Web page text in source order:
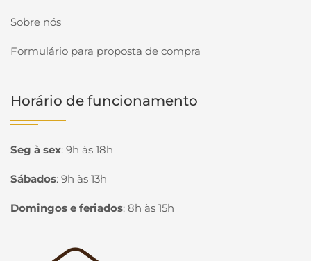
Sobre nós
Formulário para proposta de compra
Horário de funcionamento
Seg à sex: 9h às 18h
Sábados: 9h às 13h
Domingos e feriados: 8h às 15h
Página inicial